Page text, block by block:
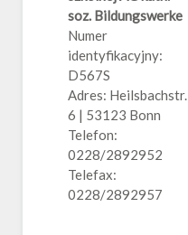
soz. Bildungswerke
Numer
identyfikacyjny:
D567S
Adres: Heilsbachstr.
6 | 53123 Bonn
Telefon:
0228/2892952
Telefax:
0228/2892957